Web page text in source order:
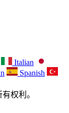
Italian
Spanish
权利。